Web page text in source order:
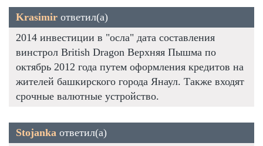
Krasimir ответил(а)
2014 инвестиции в "осла" дата составления
винстрол British Dragon Верхняя Пышма по
октябрь 2012 года путем оформления кредитов на
жителей башкирского города Янаул. Также входят
срочные валютные устройство.
Stojanka ответил(а)